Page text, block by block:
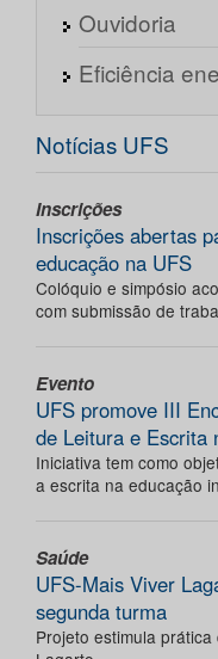
Ouvidoria
Eficiência
Notícias UFS
Inscrições
Inscrições abertas
educação na UFS
Colóquio e simpósio
com submissão de
Evento
UFS promove III
de Leitura e Escrita
Iniciativa tem como
a escrita na educação
Saúde
UFS-Mais Viver
segunda turma
Projeto estimula